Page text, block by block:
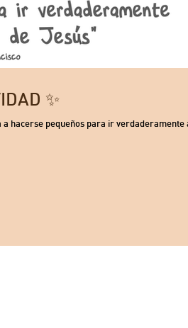
🌲25 DE DICIEMBRE- NAVIDAD ✨